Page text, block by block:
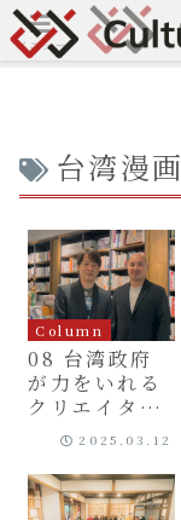
台湾漫画
Column
08 台湾政府
が力をいれる
クリエイター
支援と台湾オ
リジナル漫画
2025.03.12
メニュー